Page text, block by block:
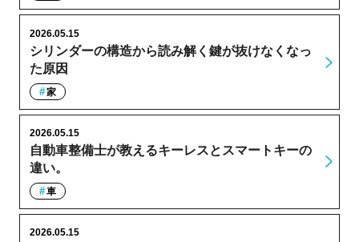
シリンダーの構造から読み解く鍵が抜けなくなっ
た原因
2026.05.15
家
自動車整備士が教えるキーレスとスマートキーの
違い。
2026.05.15
車
2026.05.15